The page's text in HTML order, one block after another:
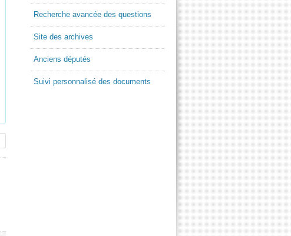
Recherche avancée des questions
Site des archives
Anciens députés
Suivi personnalisé des documents